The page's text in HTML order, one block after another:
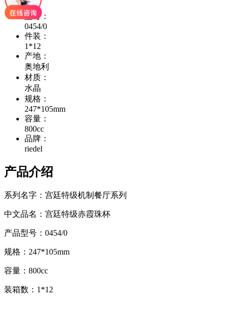
型号：
0454/0
件装：
1*12
产地：
奥地利
材质：
水晶
规格：
247*105mm
容量：
800cc
品牌：
riedel
产品介绍
系列名字：宫廷特级机制餐厅系列
中文品名：宫廷特级赤霞珠杯
产品型号：0454/0
规格：247*105mm
容量：800cc
装箱数：1*12